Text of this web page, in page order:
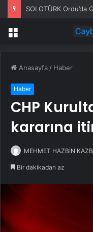
SOLOTÜRK Ordu’da
Menü
Anasayfa / Haber
Haber
CHP
kararına
MEHMET HAZBİN
Bir dakikadan az